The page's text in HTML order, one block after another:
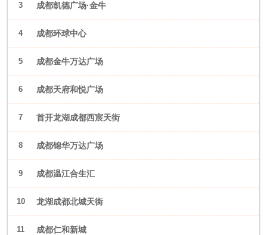
3 成都凯德广场·金牛
4 成都环球中心
5 成都金牛万达广场
6 成都天府和悦广场
7 首开龙湖成都西宸天街
8 成都锦华万达广场
9 成都温江合生汇
10 龙湖成都北城天街
11 成都仁和新城